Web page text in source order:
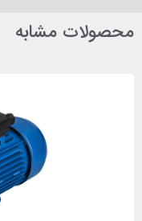
محصولات مشابه